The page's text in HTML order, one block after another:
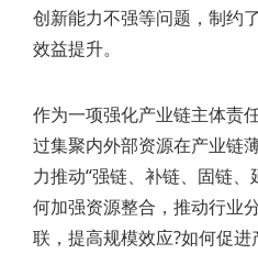
创新能力不强等问题，制约
效益提升。
作为一项强化产业链主体责
过集聚内外部资源在产业链
力推动“强链、补链、固链
何加强资源整合，推动行业
联，提高规模效应?如何促